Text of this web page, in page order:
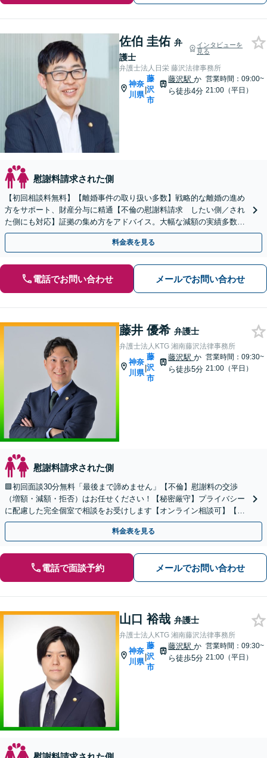
佐伯 圭佑 弁
護士
インタビューを
見る
弁護士法人日栄 藤沢法律事務所
神奈
川県
|
藤
沢
市
藤沢駅か
ら徒歩4分
営業時間：09:00~
21:00（平日）
慰謝料請求された側
【初回相談料無料】【離婚事件の取り扱い多数】戦略的な離婚の進め
方をサポート、財産分与に精通【不倫の慰謝料請求 したい側／され
た側にも対応】証拠の集め方をアドバイス。大幅な減額の実績多数あ
り。
料金表を見る
電話でお問い合わせ メールでお問い合わせ
藤井 優希 弁護士
弁護士法人KTG 湘南藤沢法律事務所
神奈
川県
|
藤
沢
市
藤沢駅か
ら徒歩5分
営業時間：09:30~
21:00（平日）
慰謝料請求された側
🟩初回面談30分無料「最後まで諦めません」【不倫】慰謝料の交渉
（増額・減額・拒否）はお任せください！【秘密厳守】プライバシー
に配慮した完全個室で相談をお受けします【オンライン相談可】【カ
ード払い・分割払い可】
料金表を見る
電話で面談予約 メールでお問い合わせ
山口 裕哉 弁護士
弁護士法人KTG 湘南藤沢法律事務所
神奈
川県
|
藤
沢
市
藤沢駅か
ら徒歩5分
営業時間：09:30~
21:00（平日）